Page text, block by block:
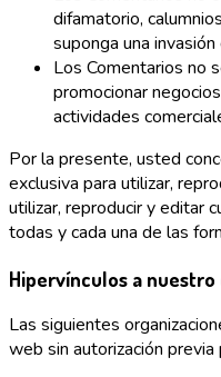
difamatorio,
suponga una
Los Comentarios no
promocionar
actividades
Por la presente, usted
exclusiva para utilizar,
utilizar, reproducir y editar
todas y cada una de las
Hipervínculos a
Las siguientes
web sin autorización previa